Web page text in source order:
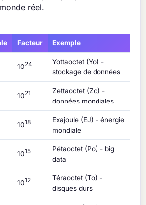
réel.
Facteur Exemple
1024
Yottaoctet (Yo) -
stockage de données
1021
Zettaoctet (Zo) -
données mondiales
1018
Exajoule (EJ) - énergie
mondiale
1015
Pétaoctet (Po) - big
data
1012
Téraoctet (To) -
disques durs